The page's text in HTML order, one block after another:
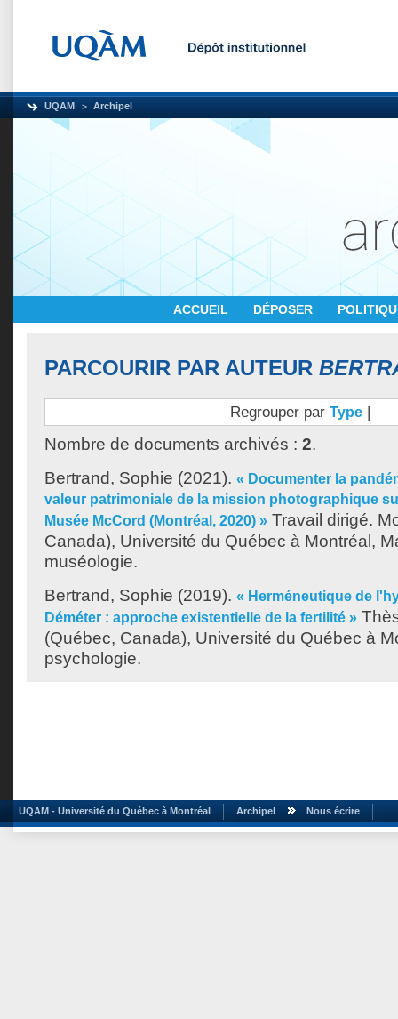
UQAM Archipel
ACCUEIL DÉPOSER
PARCOURIR PAR AUTEUR
Regrouper par Type |
Nombre de documents archivés : 2.
Bertrand, Sophie (2021). « Documenter la
valeur patrimoniale de la mission photographique
Musée McCord (Montréal, 2020) » Travail dirigé.
Canada), Université du Québec à Montréal,
muséologie.
Bertrand, Sophie (2019). « Herméneutique de
Déméter : approche existentielle de la fertilité »
(Québec, Canada), Université du Québec à
psychologie.
UQAM - Université du Québec à Montréal Archipel Nous écrire